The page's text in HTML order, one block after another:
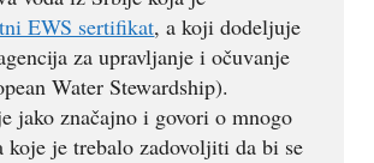
EWS sertifikat, a koji dodeljuje
za upravljanje i očuvanje
Water Stewardship).
jako značajno i govori o mnogo
koje je trebalo zadovoljiti da bi se